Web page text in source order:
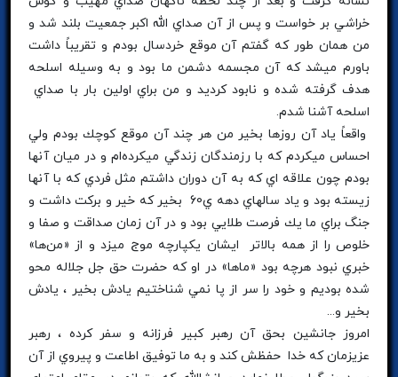
خراشي بر خواست و پس از آن صداي الله اكبر جمعيت بلند شد و
من همان طور كه گفتم آن موقع خردسال بودم و تقريباً داشت
باورم ميشد كه آن مجسمه دشمن ما بود و به وسيله اسلحه
هدف گرفته شده و نابود كرديد و من براي اولين بار با صداي
اسلحه آشنا شدم.
واقعاً ياد آن روزها بخير من هر چند آن موقع كوچك بودم ولي
احساس ميكردم كه با رزمندگان زندگي ميكرده‌ام و در ميان آنها
بودم چون علاقه اي كه به آن دوران داشتم مثل فردي كه با آنها
زيسته بود و ياد سالهاي دهه ي60 بخير كه خير و بركت داشت و
جنگ براي ما يك فرصت طلايي بود و در آن زمان صداقت و صفا و
خلوص را از همه بالاتر ايشان يكپارچه موج ميزد و از «من‌ها»
خبري نبود هرچه بود «ما‌ها» در او كه حضرت حق جل جلاله محو
شده بوديم و خود را سر از پا نمي شناختيم يادش بخير ، يادش
بخير و...
امروز جانشين بحق آن رهبر كبير فرزانه و سفر كرده ، رهبر
عزيزمان كه خدا حفظش كند و به ما توفيق اطاعت و پيروي از آن